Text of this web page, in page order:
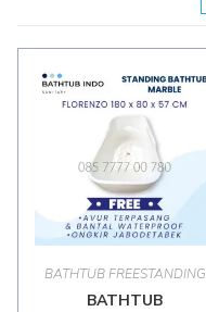
BATHTUB FREESTANDING
BATHTUB